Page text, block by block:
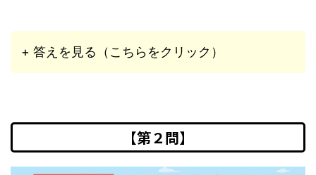
+ 答えを見る（こちらをクリック）
【第２問】